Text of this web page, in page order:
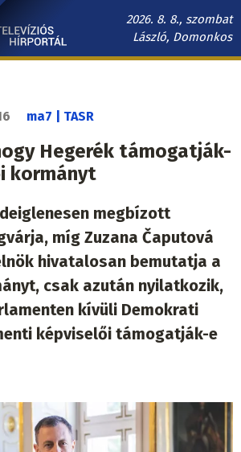
2026. 8. 8., szombat
László, Domonkos
ma7 | TASR
Hegerék támogatják-
kormányt
megbízott
míg Zuzana Čaputová
hivatalosan bemutatja a
csak azután nyilatkozik,
kívüli Demokrati
képviselői támogatják-e